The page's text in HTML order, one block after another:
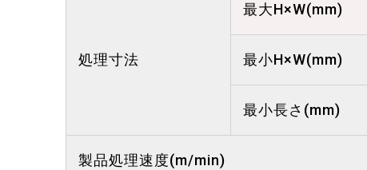
処理寸法
最大H×W(mm)
最小H×W(mm)
最小長さ(mm)
製品処理速度(m/min)